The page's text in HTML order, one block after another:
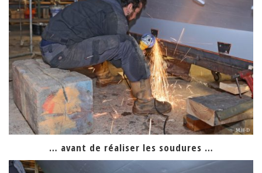
… avant de réaliser les soudures …